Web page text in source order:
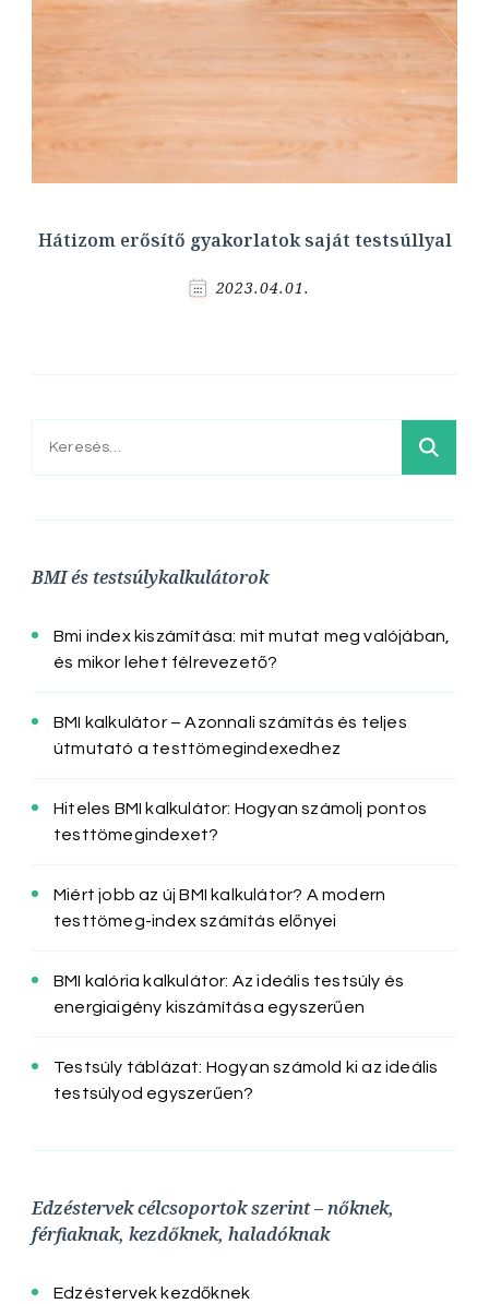
Hátizom erősítő gyakorlatok saját testsúllyal
2023.04.01.
Keresés:
BMI és testsúlykalkulátorok
Bmi index kiszámítása: mit mutat meg valójában,
és mikor lehet félrevezető?
BMI kalkulátor – Azonnali számítás és teljes
útmutató a testtömegindexedhez
Hiteles BMI kalkulátor: Hogyan számolj pontos
testtömegindexet?
Miért jobb az új BMI kalkulátor? A modern
testtömeg-index számítás előnyei
BMI kalória kalkulátor: Az ideális testsúly és
energiaigény kiszámítása egyszerűen
Testsúly táblázat: Hogyan számold ki az ideális
testsúlyod egyszerűen?
Edzéstervek célcsoportok szerint – nőknek,
férfiaknak, kezdőknek, haladóknak
Edzéstervek kezdőknek